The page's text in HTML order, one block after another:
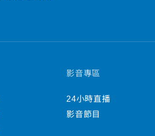
影音專區
24小時直播
影音節目